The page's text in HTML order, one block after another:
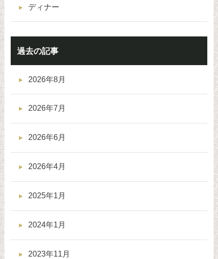
ディナー
過去の記事
2026年8月
2026年7月
2026年6月
2026年4月
2025年1月
2024年1月
2023年11月